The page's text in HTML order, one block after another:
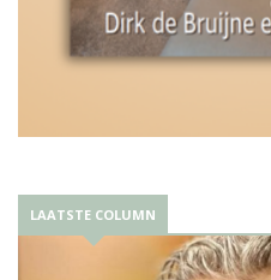
LAATSTE COLUMN